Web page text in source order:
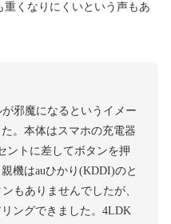
くなりにくいという声もあ
邪魔になるというイメー
。本体はスマホの充電器
ントに差してボタンを押
機はauひかり(KDDI)のと
もありませんでしたが、
ングできました。4LDK